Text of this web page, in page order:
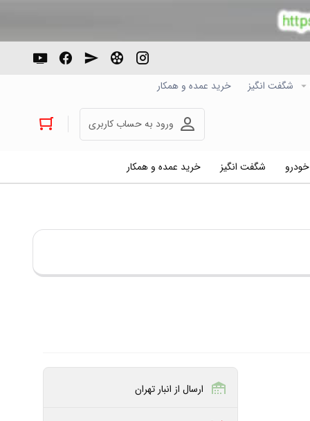
شگفت انگیز خرید عمده و همکار
ورود به حساب کاربری
خودرو شگفت انگیز خرید عمده و همکار
ارسال از انبار تهران